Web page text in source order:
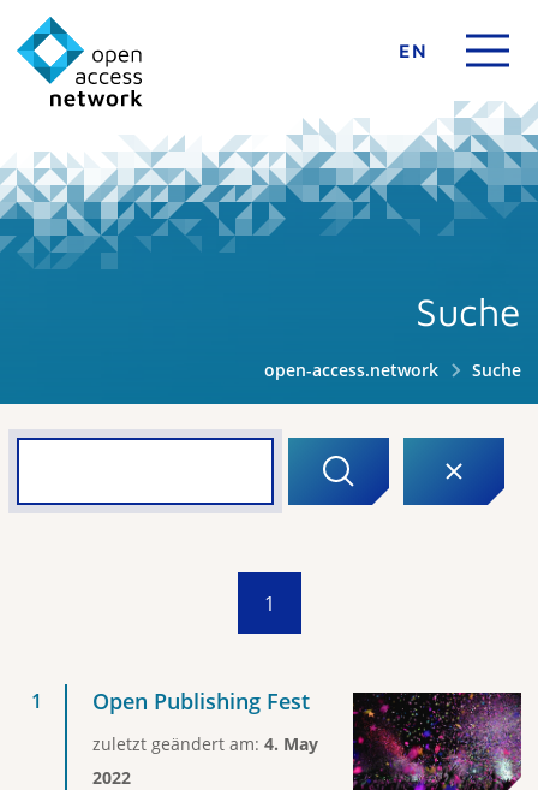
EN
Suche
open-access.network Suche
1
Open Publishing Fest
zuletzt geändert am: 4. May
2022